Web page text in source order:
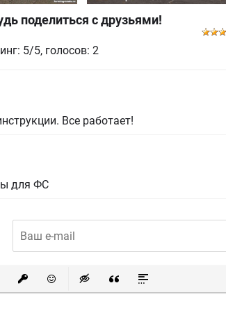
поделиться с друзьями!
5/5, голосов:2
Все работает!
для ФС
список
ссылку
Вставить защищенную ссылку
Вставить смайлик
Вставка скрытого текста
Вставка цитаты
Вставка спойлера